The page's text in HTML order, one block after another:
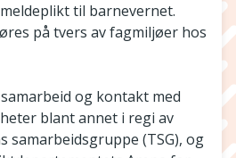
til barnevernet.
på tvers av fagmiljøer hos
og kontakt med
blant annet i regi av
samarbeidsgruppe (TSG), og